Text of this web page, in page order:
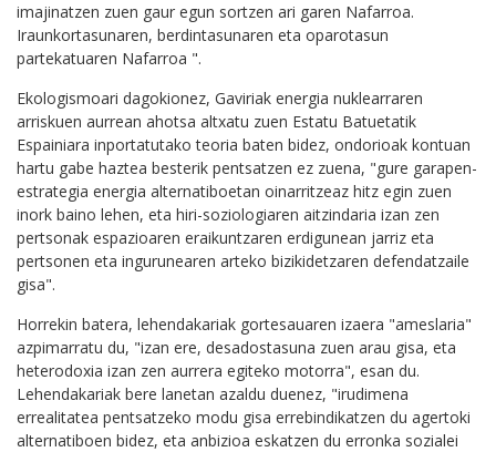
imajinatzen zuen gaur egun sortzen ari garen Nafarroa.
Iraunkortasunaren, berdintasunaren eta oparotasun
partekatuaren Nafarroa ".
Ekologismoari dagokionez, Gaviriak energia nuklearraren
arriskuen aurrean ahotsa altxatu zuen Estatu Batuetatik
Espainiara inportatutako teoria baten bidez, ondorioak kontuan
hartu gabe haztea besterik pentsatzen ez zuena, "gure garapen-
estrategia energia alternatiboetan oinarritzeaz hitz egin zuen
inork baino lehen, eta hiri-soziologiaren aitzindaria izan zen
pertsonak espazioaren eraikuntzaren erdigunean jarriz eta
pertsonen eta ingurunearen arteko bizikidetzaren defendatzaile
gisa".
Horrekin batera, lehendakariak gortesauaren izaera "ameslaria"
azpimarratu du, "izan ere, desadostasuna zuen arau gisa, eta
heterodoxia izan zen aurrera egiteko motorra", esan du.
Lehendakariak bere lanetan azaldu duenez, "irudimena
errealitatea pentsatzeko modu gisa errebindikatzen du agertoki
alternatiboen bidez, eta anbizioa eskatzen du erronka sozialei